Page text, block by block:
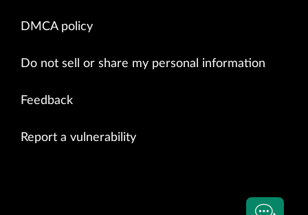
DMCA policy
Do not sell or share my personal information
Feedback
Report a vulnerability